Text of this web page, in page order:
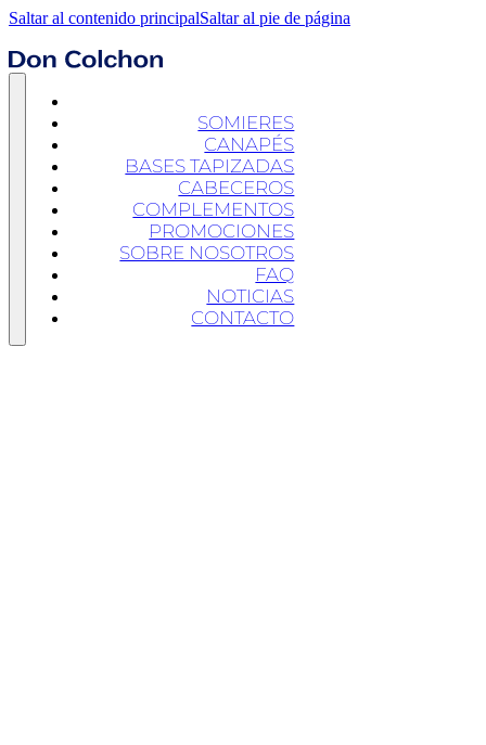
Saltar al contenido principalSaltar al pie de página
SOMIERES
CANAPÉS
BASES TAPIZADAS
CABECEROS
COMPLEMENTOS
PROMOCIONES
SOBRE NOSOTROS
FAQ
NOTICIAS
CONTACTO